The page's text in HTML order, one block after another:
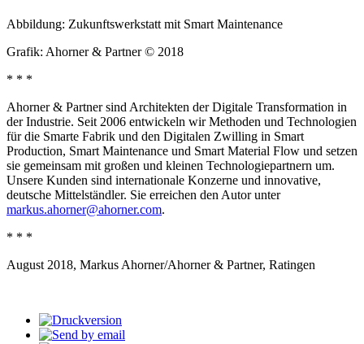
Abbildung: Zukunftswerkstatt mit Smart Maintenance
Grafik: Ahorner & Partner © 2018
* * *
Ahorner & Partner sind Architekten der Digitale Transformation in
der Industrie. Seit 2006 entwickeln wir Methoden und Technologien
für die Smarte Fabrik und den Digitalen Zwilling in Smart
Production, Smart Maintenance und Smart Material Flow und setzen
sie gemeinsam mit großen und kleinen Technologiepartnern um.
Unsere Kunden sind internationale Konzerne und innovative,
deutsche Mittelständler. Sie erreichen den Autor unter
markus.ahorner@ahorner.com.
* * *
August 2018, Markus Ahorner/Ahorner & Partner, Ratingen